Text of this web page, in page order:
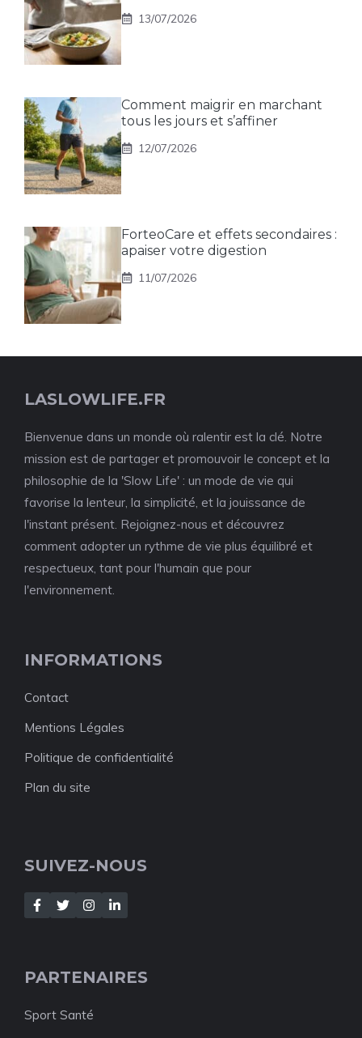
13/07/2026
Comment maigrir en marchant
tous les jours et s’affiner
12/07/2026
ForteoCare et effets secondaires :
apaiser votre digestion
11/07/2026
LASLOWLIFE.FR
Bienvenue dans un monde où ralentir est la clé. Notre
mission est de partager et promouvoir le concept et la
philosophie de la 'Slow Life' : un mode de vie qui
favorise la lenteur, la simplicité, et la jouissance de
l'instant présent. Rejoignez-nous et découvrez
comment adopter un rythme de vie plus équilibré et
respectueux, tant pour l'humain que pour
l'environnement.
INFORMATIONS
Contact
Mentions Légales
Politique de confidentialité
Plan du site
SUIVEZ-NOUS
PARTENAIRES
Sport Santé